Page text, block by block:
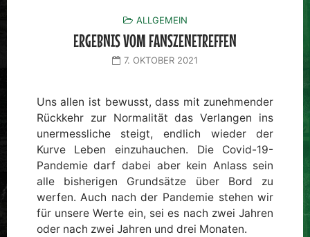
ALLGEMEIN
ERGEBNIS VOM FANSZENETREFFEN
7. OKTOBER 2021
Uns allen ist bewusst, dass mit zunehmender
Rückkehr zur Normalität das Verlangen ins
unermessliche steigt, endlich wieder der
Kurve Leben einzuhauchen. Die Covid-19-
Pandemie darf dabei aber kein Anlass sein
alle bisherigen Grundsätze über Bord zu
werfen. Auch nach der Pandemie stehen wir
für unsere Werte ein, sei es nach zwei Jahren
oder nach zwei Jahren und drei Monaten.